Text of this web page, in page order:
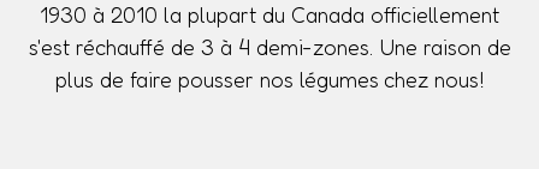
1930 à 2010 la plupart du Canada officiellement
s'est réchauffé de 3 à 4 demi-zones. Une raison de
plus de faire pousser nos légumes chez nous!